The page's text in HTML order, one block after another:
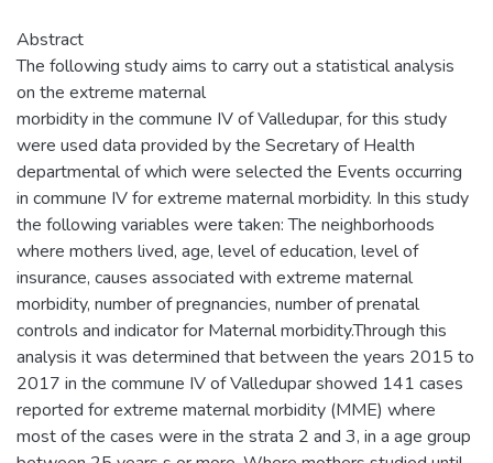
Abstract
The following study aims to carry out a statistical analysis
on the extreme maternal
morbidity in the commune IV of Valledupar, for this study
were used data provided by the Secretary of Health
departmental of which were selected the Events occurring
in commune IV for extreme maternal morbidity. In this study
the following variables were taken: The neighborhoods
where mothers lived, age, level of education, level of
insurance, causes associated with extreme maternal
morbidity, number of pregnancies, number of prenatal
controls and indicator for Maternal morbidity.Through this
analysis it was determined that between the years 2015 to
2017 in the commune IV of Valledupar showed 141 cases
reported for extreme maternal morbidity (MME) where
most of the cases were in the strata 2 and 3, in a age group